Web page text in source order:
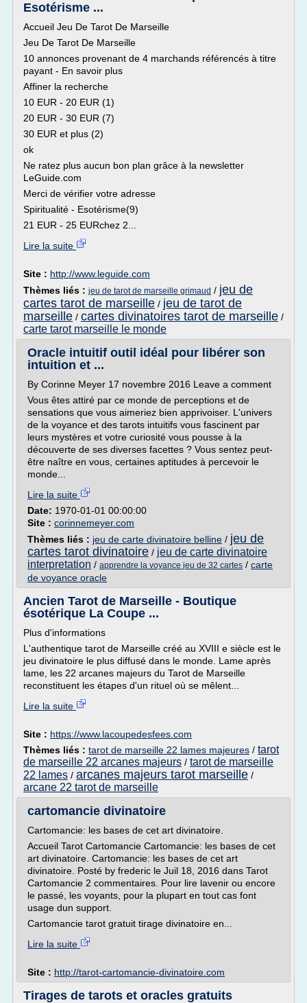
Esotérisme ...
Accueil Jeu De Tarot De Marseille
Jeu De Tarot De Marseille
10 annonces provenant de 4 marchands référencés à titre
payant - En savoir plus
Affiner la recherche
10 EUR - 20 EUR (1)
20 EUR - 30 EUR (7)
30 EUR et plus (2)
ok
Ne ratez plus aucun bon plan grâce à la newsletter
LeGuide.com
Merci de vérifier votre adresse
Spiritualité - Esotérisme(9)
21 EUR - 25 EURchez 2...
Lire la suite
Site : http://www.leguide.com
Thèmes liés : jeu de tarot de marseille grimaud / jeu de
cartes tarot de marseille / jeu de tarot de
marseille / cartes divinatoires tarot de marseille /
carte tarot marseille le monde
Oracle intuitif outil idéal pour libérer son
intuition et ...
By Corinne Meyer 17 novembre 2016 Leave a comment
Vous êtes attiré par ce monde de perceptions et de
sensations que vous aimeriez bien apprivoiser. L'univers
de la voyance et des tarots intuitifs vous fascinent par
leurs mystères et votre curiosité vous pousse à la
découverte de ses diverses facettes ? Vous sentez peut-
être naître en vous, certaines aptitudes à percevoir le
monde...
Lire la suite
Date: 1970-01-01 00:00:00
Site : corinnemeyer.com
Thèmes liés : jeu de carte divinatoire belline / jeu de
cartes tarot divinatoire / jeu de carte divinatoire
interpretation / apprendre la voyance jeu de 32 cartes / carte
de voyance oracle
Ancien Tarot de Marseille - Boutique
ésotérique La Coupe ...
Plus d'informations
L'authentique tarot de Marseille créé au XVIII e siècle est le
jeu divinatoire le plus diffusé dans le monde. Lame après
lame, les 22 arcanes majeurs du Tarot de Marseille
reconstituent les étapes d'un rituel où se mêlent...
Lire la suite
Site : https://www.lacoupedesfees.com
Thèmes liés : tarot de marseille 22 lames majeures / tarot
de marseille 22 arcanes majeurs / tarot de marseille
22 lames / arcanes majeurs tarot marseille /
arcane 22 tarot de marseille
cartomancie divinatoire
Cartomancie: les bases de cet art divinatoire.
Accueil Tarot Cartomancie Cartomancie: les bases de cet
art divinatoire. Cartomancie: les bases de cet art
divinatoire. Posté by frederic le Juil 18, 2016 dans Tarot
Cartomancie 2 commentaires. Pour lire lavenir ou encore
le passé, les voyants, pour la plupart en tout cas font
usage dun support.
Cartomancie tarot gratuit tirage divinatoire en...
Lire la suite
Site : http://tarot-cartomancie-divinatoire.com
Tirages de tarots et oracles gratuits